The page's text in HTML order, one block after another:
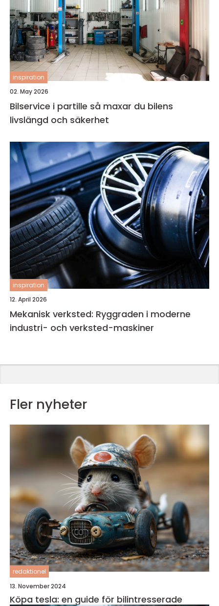
inspiration
02. May 2026
Bilservice i partille så maxar du bilens
livslängd och säkerhet
inspiration
12. April 2026
Mekanisk verksted: Ryggraden i moderne
industri- och verksted-maskiner
Fler nyheter
redaktionel
13. November 2024
Köpa tesla: en guide för bilintresserade